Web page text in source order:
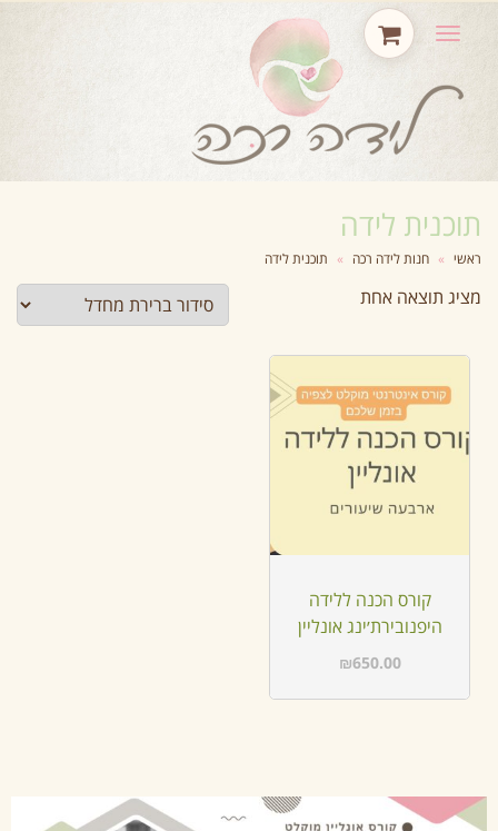
תפריט
תוכנית לידה
ראשי » חנות לידה רכה » תוכנית לידה
מציג תוצאה אחת
קורס הכנה ללידה
היפנובירת׳ינג אונליין
₪650.00